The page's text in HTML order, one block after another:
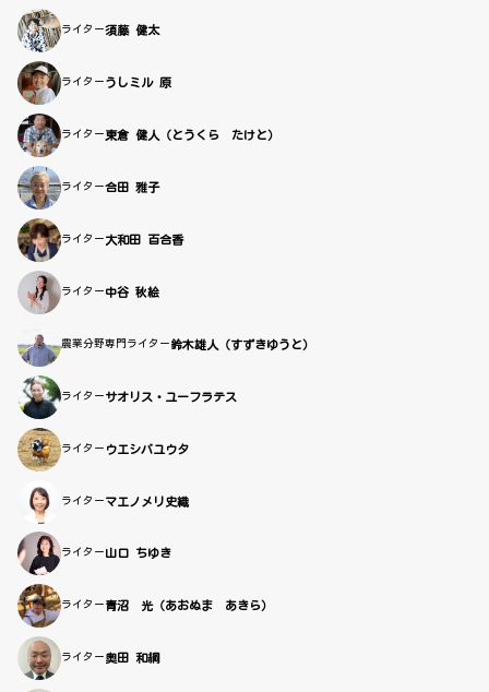
ライター須藤 健太
ライター うしミル 原
ライター 東倉 健人（とうくら たけと）
ライター合田 雅子
ライター 大和田 百合香
ライター 中谷 秋絵
農業分野専門ライター 鈴木雄人（すずきゆうと）
ライター サオリス・ユーフラテス
ライター ウエシバユウタ
ライター マエノメリ史織
ライター 山口 ちゆき
ライター 青沼 光（あおぬま あきら）
ライター 奥田 和綱